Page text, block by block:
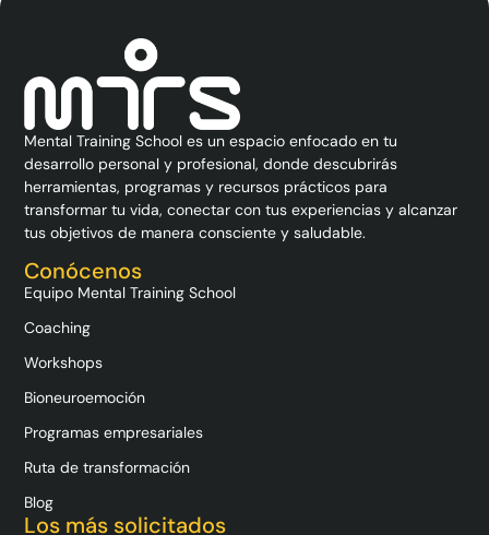
Mental Training School es un espacio enfocado en tu
desarrollo personal y profesional, donde descubrirás
herramientas, programas y recursos prácticos para
transformar tu vida, conectar con tus experiencias y alcanzar
tus objetivos de manera consciente y saludable.
Conócenos
Equipo Mental Training School
Coaching
Workshops
Bioneuroemoción
Programas empresariales
Ruta de transformación
Blog
Los más solicitados